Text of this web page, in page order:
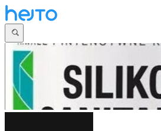
GłównaDyskusjeNajnowszeSpołeczności
Zaloguj się